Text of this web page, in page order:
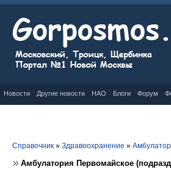
Новости Другие новости НАО Блоги Форум
Справочник » Здравоохранение »
Амбулатория Первомайское